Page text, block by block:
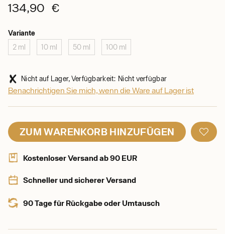
134,90 €
Variante
2 ml 10 ml 50 ml 100 ml
Nicht auf Lager, Verfügbarkeit: Nicht verfügbar
Benachrichtigen Sie mich, wenn die Ware auf Lager ist
ZUM WARENKORB HINZUFÜGEN
Kostenloser Versand ab 90 EUR
Schneller und sicherer Versand
90 Tage für Rückgabe oder Umtausch